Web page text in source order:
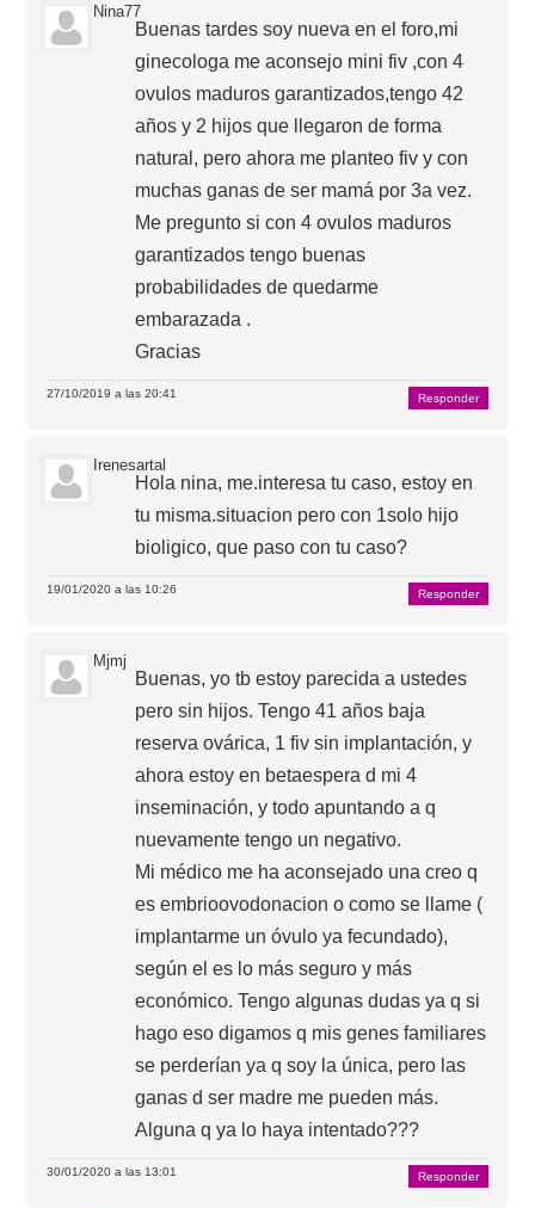
Nina77
Buenas tardes soy nueva en el foro,mi
ginecologa me aconsejo mini fiv ,con 4
ovulos maduros garantizados,tengo 42
años y 2 hijos que llegaron de forma
natural, pero ahora me planteo fiv y con
muchas ganas de ser mamá por 3a vez.
Me pregunto si con 4 ovulos maduros
garantizados tengo buenas
probabilidades de quedarme
embarazada .
Gracias
27/10/2019 a las 20:41 Responder
Irenesartal
Hola nina, me.interesa tu caso, estoy en
tu misma.situacion pero con 1solo hijo
bioligico, que paso con tu caso?
19/01/2020 a las 10:26 Responder
Mjmj
Buenas, yo tb estoy parecida a ustedes
pero sin hijos. Tengo 41 años baja
reserva ovárica, 1 fiv sin implantación, y
ahora estoy en betaespera d mi 4
inseminación, y todo apuntando a q
nuevamente tengo un negativo.
Mi médico me ha aconsejado una creo q
es embrioovodonacion o como se llame (
implantarme un óvulo ya fecundado),
según el es lo más seguro y más
económico. Tengo algunas dudas ya q si
hago eso digamos q mis genes familiares
se perderían ya q soy la única, pero las
ganas d ser madre me pueden más.
Alguna q ya lo haya intentado???
30/01/2020 a las 13:01 Responder